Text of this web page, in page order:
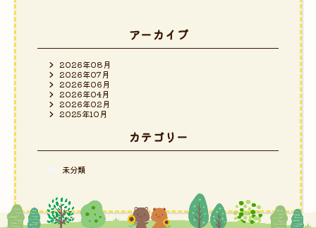
アーカイブ
2026年08月
2026年07月
2026年06月
2026年04月
2026年02月
2025年10月
カテゴリー
未分類